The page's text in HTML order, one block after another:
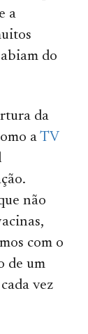
a
do
da
aTV
não
com o
de um
vez